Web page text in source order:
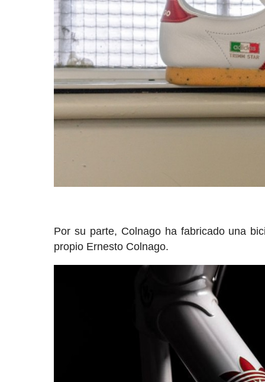
Por su parte, Colnago ha fabricado una
propio Ernesto Colnago.